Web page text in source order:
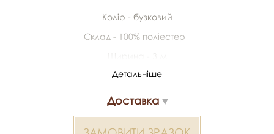
Колір - бузковий
Склад - 100% поліестер
У рулоні - 50 м
Відправлення зразків
Разом із замовленням можемо відправити безкоштовні
Детальніше
Доставка